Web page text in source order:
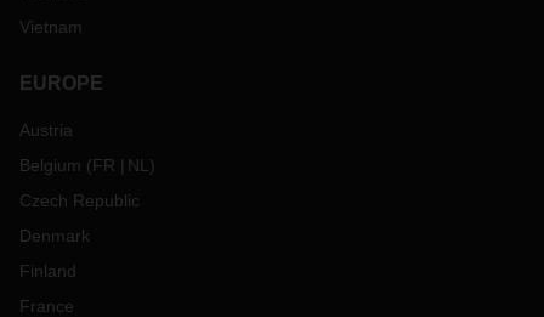
Vietnam
EUROPE
Austria
Belgium (FR NL )
Czech Republic
Denmark
Finland
France